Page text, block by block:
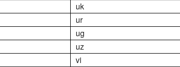
uk
ur
ug
uz
vi